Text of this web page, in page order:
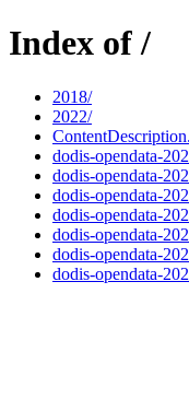
Index of /
2018/
2022/
dodis-opendata-
dodis-opendata-
dodis-opendata-
dodis-opendata-
dodis-opendata-
dodis-opendata-
dodis-opendata-